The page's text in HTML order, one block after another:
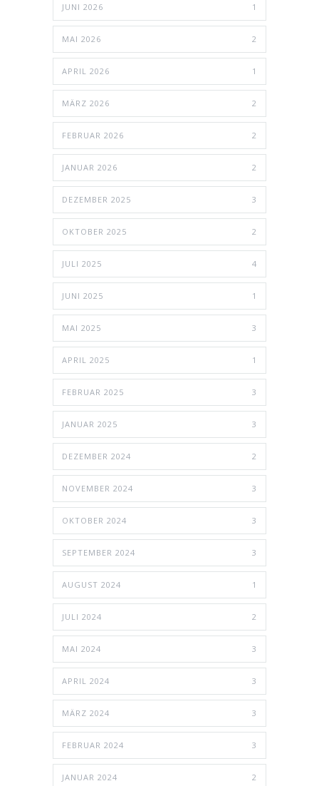
JUNI 2026 1
MAI 2026 2
APRIL 2026 1
MÄRZ 2026 2
FEBRUAR 2026 2
JANUAR 2026 2
DEZEMBER 2025 3
OKTOBER 2025 2
JULI 2025 4
JUNI 2025 1
MAI 2025 3
APRIL 2025 1
FEBRUAR 2025 3
JANUAR 2025 3
DEZEMBER 2024 2
NOVEMBER 2024 3
OKTOBER 2024 3
SEPTEMBER 2024 3
AUGUST 2024 1
JULI 2024 2
MAI 2024 3
APRIL 2024 3
MÄRZ 2024 3
FEBRUAR 2024 3
JANUAR 2024 2